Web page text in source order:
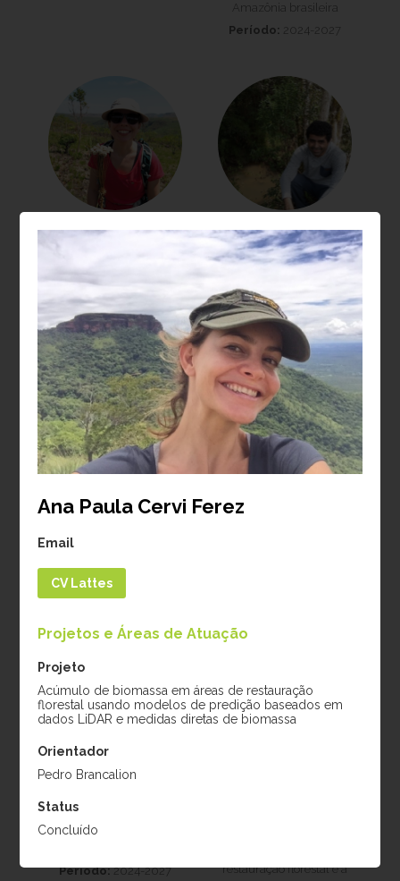
Ana Paula Cervi Ferez
Email
CV Lattes
Projetos e Áreas de Atuação
Projeto
Acúmulo de biomassa em áreas de restauração
florestal usando modelos de predição baseados em
dados LiDAR e medidas diretas de biomassa
Orientador
Pedro Brancalion
Status
Concluído
Amazônia brasileira
Período: 2024-2027
Laura Barbosa
Projeto:
da biodiversidade e
estoques de carbono na
restauração de
paisagens florestais
Período:2024-2026
Moisés Silveira
Lobão
Dendroclimatologia em
Sistemas agroflorestais
(SAFs): relações entre
sanidade, crescimento
diamétrico e mudanças
climáticas em cacau e
cupuaçu na Amazônia
Período: 2025-2026
Cooke
Projeto:Previsão de
resultados ecológicos da
restauração da Mata
Período:2024-2027
restauração florestal e a